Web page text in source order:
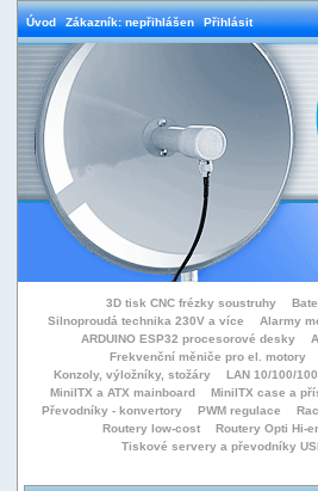
Úvod Zákazník: nepřihlášen Přihlásit
3D tisk CNC frézky soustruhy
Silnoproudá technika 230V a více
Alarmy
ARDUINO ESP32 procesorové desky
Frekvenční měniče pro el. motory
Konzoly, výložníky, stožáry
LAN 10/100/
MiniITX a ATX mainboard
MiniITX case a
Převodníky - konvertory
PWM regulace
Routery low-cost
Routery Opti Hi-
Tiskové servery a převodníky